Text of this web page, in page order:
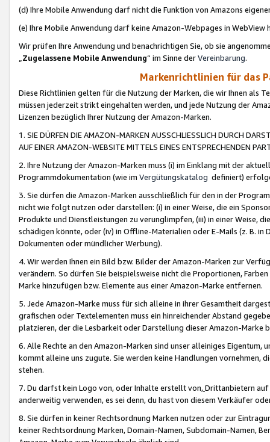
(d) Ihre Mobile Anwendung darf nicht die Funktion von Amazons
(e) Ihre Mobile Anwendung darf keine Amazon-Webpages in WebView
Wir prüfen Ihre Anwendung und benachrichtigen Sie, ob sie
„Zugelassene Mobile Anwendung“ im Sinne derVereinbarung.
Markenrichtlinien für das
Diese Richtlinien gelten für die Nutzung der Marken, die wir Ihnen als
müssen jederzeit strikt eingehalten werden, und jede Nutzung der
Lizenzen bezüglich Ihrer Nutzung der Amazon-Marken.
1. SIE DÜRFEN DIE AMAZON-MARKEN AUSSCHLIESSLICH DURCH
AUF EINER AMAZON-WEBSITE MITTELS EINES ENTSPRECHENDEN
2. Ihre Nutzung der Amazon-Marken muss (i) im Einklang mit der
Programmdokumentation (wie im Vergütungskatalog definiert)
3. Sie dürfen die Amazon-Marken ausschließlich für den in der
nicht wie folgt nutzen oder darstellen: (i) in einer Weise, die ein
Produkte und Dienstleistungen zu verunglimpfen, (iii) in einer Weise,
schädigen könnte, oder (iv) in Offline-Materialien oder E-Mails (z. B. in
Dokumenten oder mündlicher Werbung).
4. Wir werden Ihnen ein Bild bzw. Bilder der Amazon-Marken zur
verändern. So dürfen Sie beispielsweise nicht die Proportionen,
Marke hinzufügen bzw. Elemente aus einer Amazon-Marke entfernen.
5. Jede Amazon-Marke muss für sich alleine in ihrer Gesamtheit
grafischen oder Textelementen muss ein hinreichender Abstand
platzieren, der die Lesbarkeit oder Darstellung dieser Amazon-Marke
6. Alle Rechte an den Amazon-Marken sind unser alleiniges
kommt alleine uns zugute. Sie werden keine Handlungen vornehmen,
stehen.
7. Du darfst kein Logo von, oder Inhalte erstellt von,Drittanbietern auf
anderweitig verwenden, es sei denn, du hast von diesem Verkäufer
8. Sie dürfen in keiner Rechtsordnung Marken nutzen oder zur
keiner Rechtsordnung Marken, Domain-Namen, Subdomain-Namen,